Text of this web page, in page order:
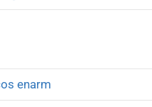
enarm